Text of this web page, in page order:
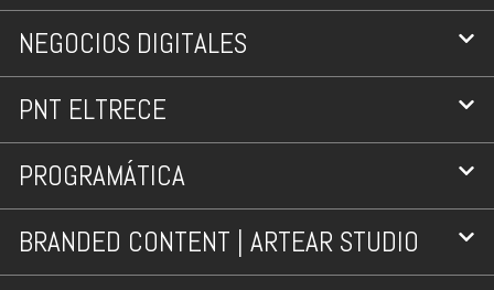
NEGOCIOS DIGITALES
PNT ELTRECE
PROGRAMÁTICA
BRANDED CONTENT | ARTEAR STUDIO